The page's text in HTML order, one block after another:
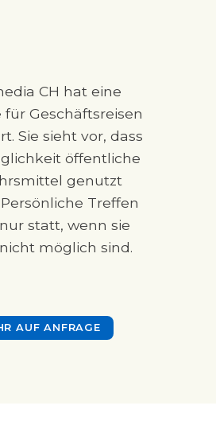
CH hat eine
für Geschäftsreisen
Sie sieht vor, dass
öffentliche
genutzt
Treffen
statt, wenn sie
möglich sind.
AUF ANFRAGE